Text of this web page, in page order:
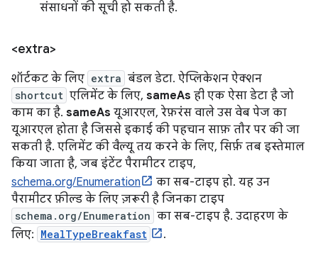
संसाधनों की सूची हो सकती है.
<extra>
शॉर्टकट के लिए extra बंडल डेटा. ऐप्लिकेशन ऐक्शन
shortcut एलिमेंट के लिए, sameAs ही एक ऐसा डेटा है जो
काम का है. sameAs यूआरएल, रेफ़रंस वाले उस वेब पेज का
यूआरएल होता है जिससे इकाई की पहचान साफ़ तौर पर की जा
सकती है. एलिमेंट की वैल्यू तय करने के लिए, सिर्फ़ तब इस्तेमाल
किया जाता है, जब इंटेंट पैरामीटर टाइप,
schema.org/Enumeration
का सब-टाइप हो. यह उन
पैरामीटर फ़ील्ड के लिए ज़रूरी है जिनका टाइप
schema.org/Enumeration का सब-टाइप है. उदाहरण के
लिए: MealTypeBreakfast
.